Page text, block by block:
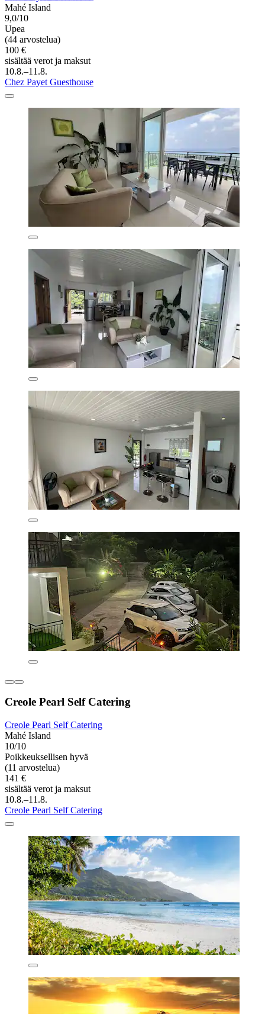
Mahé Island
9,0/10
Upea
(44 arvostelua)
100 €
sisältää verot ja maksut
10.8.–11.8.
Chez Payet Guesthouse
Creole Pearl Self Catering
Creole Pearl Self Catering
Mahé Island
10/10
Poikkeuksellisen hyvä
(11 arvostelua)
141 €
sisältää verot ja maksut
10.8.–11.8.
Creole Pearl Self Catering